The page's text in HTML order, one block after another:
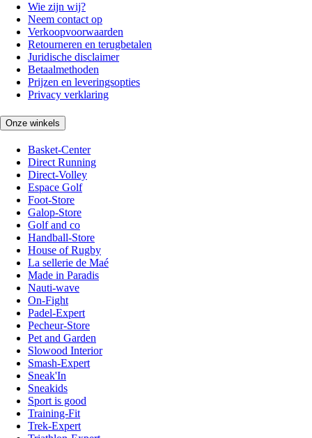
Wie zijn wij?
Neem contact op
Verkoopvoorwaarden
Retourneren en terugbetalen
Juridische disclaimer
Betaalmethoden
Prijzen en leveringsopties
Privacy verklaring
Onze winkels
Basket-Center
Direct Running
Direct-Volley
Espace Golf
Foot-Store
Galop-Store
Golf and co
Handball-Store
House of Rugby
La sellerie de Maé
Made in Paradis
Nauti-wave
On-Fight
Padel-Expert
Pecheur-Store
Pet and Garden
Slowood Interior
Smash-Expert
Sneak'In
Sneakids
Sport is good
Training-Fit
Trek-Expert